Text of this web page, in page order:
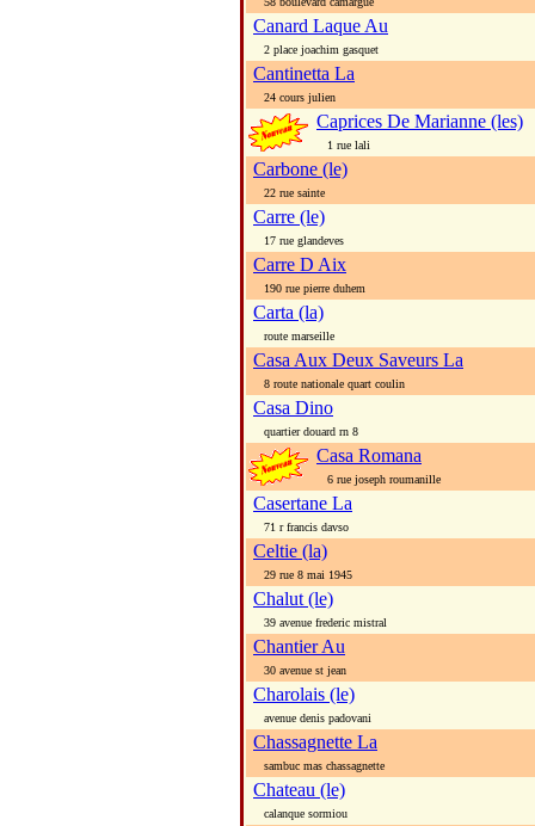
Canard Laque Au
2 place joachim gasquet
Cantinetta La
24 cours julien
Caprices De Marianne (les)
1 rue lali
Carbone (le)
22 rue sainte
Carre (le)
17 rue glandeves
Carre D Aix
190 rue pierre duhem
Carta (la)
route marseille
Casa Aux Deux Saveurs La
8 route nationale quart coulin
Casa Dino
quartier douard rn 8
Casa Romana
6 rue joseph roumanille
Casertane La
71 r francis davso
Celtie (la)
29 rue 8 mai 1945
Chalut (le)
39 avenue frederic mistral
Chantier Au
30 avenue st jean
Charolais (le)
avenue denis padovani
Chassagnette La
sambuc mas chassagnette
Chateau (le)
calanque sormiou